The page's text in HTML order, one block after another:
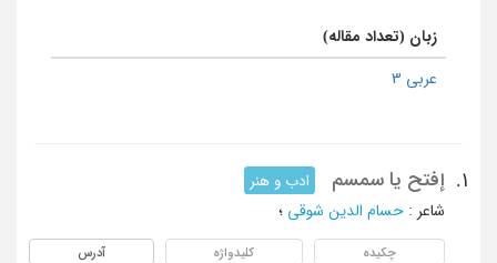
زبان (تعداد مقاله)
عربی 3
1. إفتح یا سمسم
ادب و هنر
شاعر : حسام الدین شوقی ؛
چکیده کلیدواژه آدرس